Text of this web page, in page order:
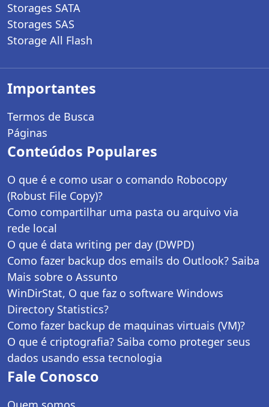
Storages SATA
Storages SAS
Storage All Flash
Importantes
Termos de Busca
Páginas
Conteúdos Populares
O que é e como usar o comando Robocopy
(Robust File Copy)?
Como compartilhar uma pasta ou arquivo via
rede local
O que é data writing per day (DWPD)
Como fazer backup dos emails do Outlook? Saiba
Mais sobre o Assunto
WinDirStat, O que faz o software Windows
Directory Statistics?
Como fazer backup de maquinas virtuais (VM)?
O que é criptografia? Saiba como proteger seus
dados usando essa tecnologia
Fale Conosco